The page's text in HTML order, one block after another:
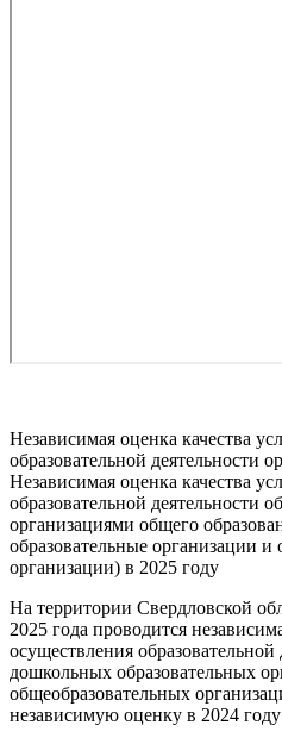
Независимая оценка качества
образовательной деятельности
Независимая оценка качества
образовательной деятельности
организациями общего
образовательные организации и
организации) в 2025 году
На территории Свердловской
2025 года проводится
осуществления
дошкольных образовательных
общеобразовательных
независимую оценку в 2024